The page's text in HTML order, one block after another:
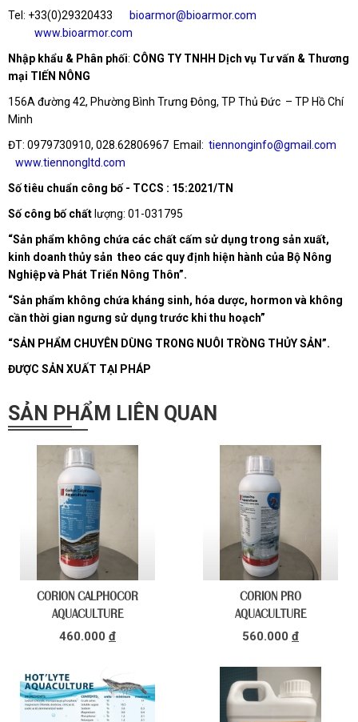
Tel: +33(0)29320433
bioarmor@bioarmor.com
www.bioarmor.com
Nhập khẩu & Phân phối: CÔNG TY TNHH Dịch vụ Tư vấn & Thương
mại TIẾN NÔNG
156A đường 42, Phường Bình Trưng Đông, TP Thủ Đức – TP Hồ Chí
Minh
ĐT: 0979730910, 028.62806967 Email: tiennonginfo@gmail.com
www.tiennongltd.com
Số tiêu chuẩn công bố - TCCS : 15:2021/TN
Số công bố chất lượng: 01-031795
“Sản phẩm không chứa các chất cấm sử dụng trong sản xuất,
kinh doanh thủy sản theo các quy định hiện hành của Bộ Nông
Nghiệp và Phát Triển Nông Thôn”.
“Sản phẩm không chứa kháng sinh, hóa dược, hormon và không
cần thời gian ngưng sử dụng trước khi thu hoạch”
“SẢN PHẨM CHUYÊN DÙNG TRONG NUÔI TRỒNG THỦY SẢN”.
ĐƯỢC SẢN XUẤT TẠI
PHÁP
SẢN PHẨM LIÊN QUAN
CORION CALPHOCOR
AQUACULTURE
460.000 đ
CORION PRO
AQUACULTURE
560.000 đ